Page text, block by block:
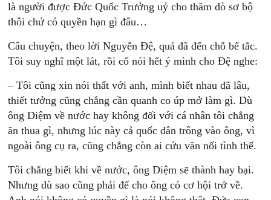
là người được Đức Quốc Trưởng uỷ cho thăm dò sơ bộ
thôi chứ có quyền hạn gì đâu…
Câu chuyện, theo lời Nguyễn Đệ, quả đã đến chỗ bế tắc.
Tôi suy nghĩ một lát, rồi cố nói hết ý mình cho Đệ nghe:
– Tôi cũng xin nói thất với anh, mình biết nhau đã lâu,
thiết tưởng cũng chẳng cần quanh co úp mở làm gì. Dù
ông Diệm về nước hay không đối với cá nhân tôi chẳng
ăn thua gì, nhưng lúc này cả quốc dân trông vào ông, vì
ngoài ông cụ ra, cũng chẳng còn ai cứu vãn nổi tình thế.
Tôi chẳng biết khi về nước, ông Diệm sẽ thành hay bại.
Nhưng dù sao cũng phải để cho ông có cơ hội trở về.